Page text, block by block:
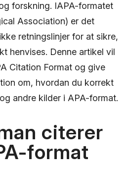
forskning. IAPA-formatet
Association) er det
retningslinjer for at sikre,
henvises. Denne artikel vil
Citation Format og give
om, hvordan du korrekt
andre kilder i APA-format.
citerer
format